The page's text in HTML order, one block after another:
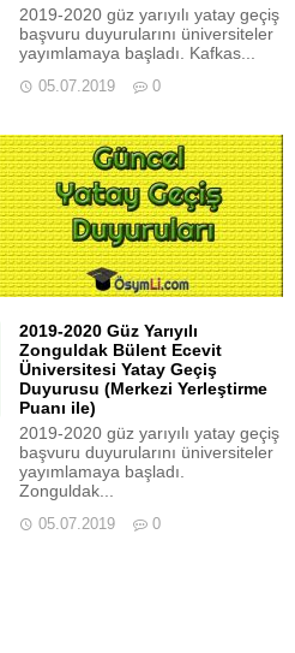
2019-2020 güz yarıyılı yatay geçiş
başvuru duyurularını üniversiteler
yayımlamaya başladı. Kafkas...
05.07.2019 0
2019-2020 Güz Yarıyılı
Zonguldak Bülent Ecevit
Üniversitesi Yatay Geçiş
Duyurusu (Merkezi Yerleştirme
Puanı ile)
2019-2020 güz yarıyılı yatay geçiş
başvuru duyurularını üniversiteler
yayımlamaya başladı.
Zonguldak...
05.07.2019 0